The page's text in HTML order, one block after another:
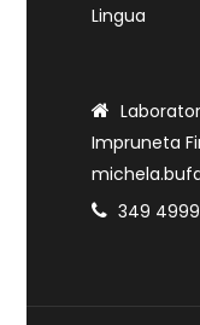
Lingua
Impruneta
349